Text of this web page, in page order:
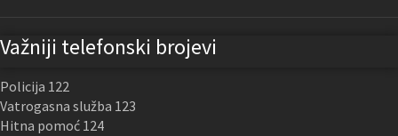
Važniji telefonski brojevi
Policija 122
Vatrogasna služba 123
Hitna pomoć 124